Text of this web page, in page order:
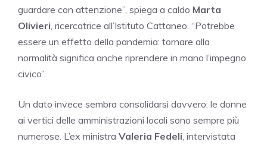
guardare con attenzione”, spiega a caldo Marta
Olivieri , ricercatrice all’Istituto Cattaneo. “Potrebbe
essere un effetto della pandemia: tornare alla
normalità significa anche riprendere in mano l’impegno
civico”.
Un dato invece sembra consolidarsi davvero: le donne
ai vertici delle amministrazioni locali sono sempre più
numerose. L’ex ministra Valeria Fedeli , intervistata